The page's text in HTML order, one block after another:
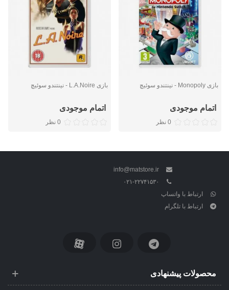
بازی Monopoly - نینتندو سوئیچ
اتمام موجودی
0 نظر
بازی L.A.Noire - نینتندو سوئیچ
اتمام موجودی
0 نظر
info@matstore.ir
۰۲۱-۲۲۷۴۱۵۳۰
ارتباط با واتساپ
ارتباط با تلگرام
محصولات پیشنهادی